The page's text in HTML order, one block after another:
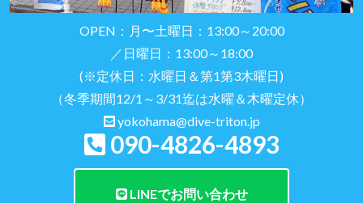
OPEN：月〜土曜日：13:00～20:00
／日曜日：13:00～18:00
(※定休日：水曜日＆第1第3木曜日)
（冬季期間12/1～3/31迄は水曜＆木曜定休）
yokohama@dive-triton.jp
090-4826-4893
LINEでお問い合わせ